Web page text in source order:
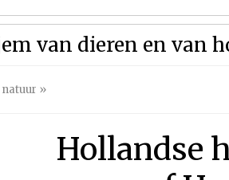
van dieren en van
»
Hollandse